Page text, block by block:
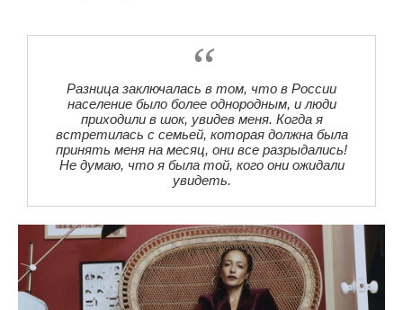
Разница заключалась в том, что в России
население было более однородным, и люди
приходили в шок, увидев меня. Когда я
встретилась с семьей, которая должна была
принять меня на месяц, они все разрыдались!
Не думаю, что я была той, кого они ожидали
увидеть.